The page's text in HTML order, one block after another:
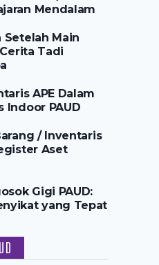
Mendalam
Setelah Main
Tadi
APE Dalam
Indoor PAUD
/ Inventaris
Aset
Gigi PAUD:
yang Tepat